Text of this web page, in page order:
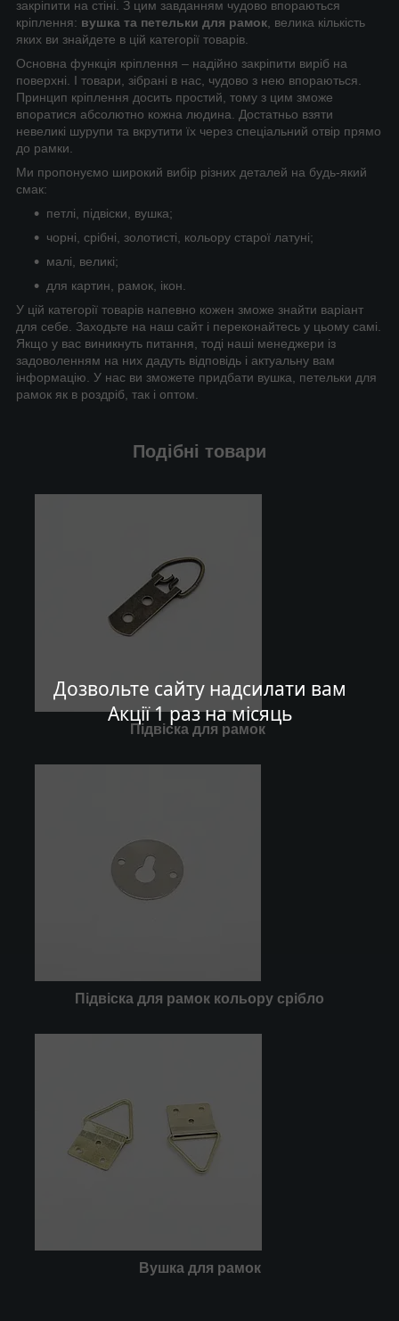
Дозвольте сайту надсилати вам
Акції 1 раз на місяць
закріпити на стіні. З цим завданням чудово впораються
кріплення: вушка та петельки для рамок , велика кількість
яких ви знайдете в цій категорії товарів.
Основна функція кріплення – надійно закріпити виріб на
поверхні. І товари, зібрані в нас, чудово з нею впораються.
Принцип кріплення досить простий, тому з цим зможе
впоратися абсолютно кожна людина. Достатньо взяти
невеликі шурупи та вкрутити їх через спеціальний отвір прямо
до рамки.
Ми пропонуємо широкий вибір різних деталей на будь-який
смак:
петлі, підвіски, вушка;
чорні, срібні, золотисті, кольору старої латуні;
малі, великі;
для картин, рамок, ікон.
У цій категорії товарів напевно кожен зможе знайти варіант
для себе. Заходьте на наш сайт і переконайтесь у цьому самі.
Якщо у вас виникнуть питання, тоді наші менеджери із
задоволенням на них дадуть відповідь і актуальну вам
інформацію. У нас ви зможете придбати вушка, петельки для
рамок як в роздріб, так і оптом.
Подібні товари
Підвіска для рамок
Підвіска для рамок кольору срібло
Вушка для рамок